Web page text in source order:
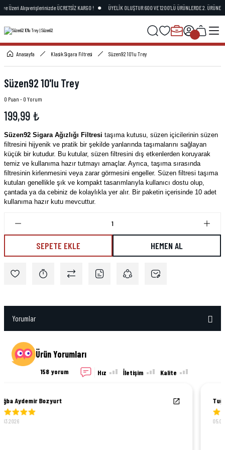
ve Üzeri Alışverişlerinizde ÜCRETSİZ KARGO ! ÜYELİK OLUŞTUR 600 VE 1200'LÜ ÜRÜNLERDE 2. ÜRÜNE
Anasayfa Klasik Sigara Filtresi Süzen92 10'lu Trey
Süzen92 10'lu Trey
0 Puan - 0 Yorum
199,99 ₺
Süzen92 Sigara Ağızlığı Filtresi taşıma kutusu, süzen içicilerinin süzen
filtresini hijyenik ve pratik bir şekilde yanlarında taşımalarını sağlayan
küçük bir kutudur. Bu kutular, süzen filtresini dış etkenlerden koruyarak
temiz ve kullanıma hazır tutmayı amaçlar. Ayrıca, taşıma sırasında
filtresinin kirlenmesini veya zarar görmesini engeller. Süzen filtresi taşıma
kutuları genellikle şık ve kompakt tasarımlarıyla kullanıcı dostu olup,
çantada ya da cebiniz de kolaylıkla yer alır. Bir paketin içerisinde 10 adet
kullanıma hazır kutu mevcuttur.
SEPETE EKLE HEMEN AL
Yorumlar
Ürün Yorumları
158 yorum Hız İletişim Kalite
Tuğba Aydemir Bozyurt